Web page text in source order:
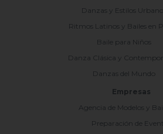
Danzas y Estilos
Ritmos Latinos y Bailes en
Baile para Niños
Danza Clásica y
Danzas del Mundo
Empresas
Agencia de Modelos y
Preparación de